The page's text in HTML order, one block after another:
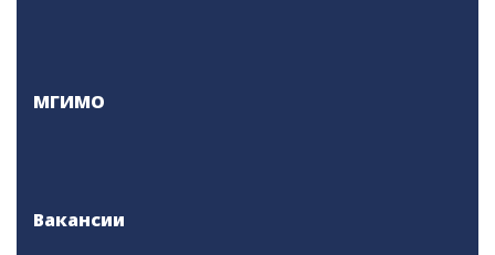
МГИМО
Вакансии